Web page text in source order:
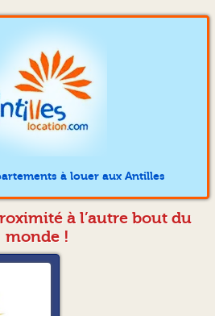
à louer aux Antilles
à l’autre bout du
monde !